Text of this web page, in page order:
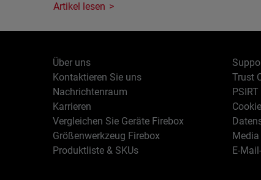
Artikel lesen
Über uns
Kontaktieren Sie uns
Nachrichtenraum
Karrieren
Vergleichen Sie Geräte Firebox
Größenwerkzeug Firebox
Produktliste & SKUs
Trust
PSIRT
E-